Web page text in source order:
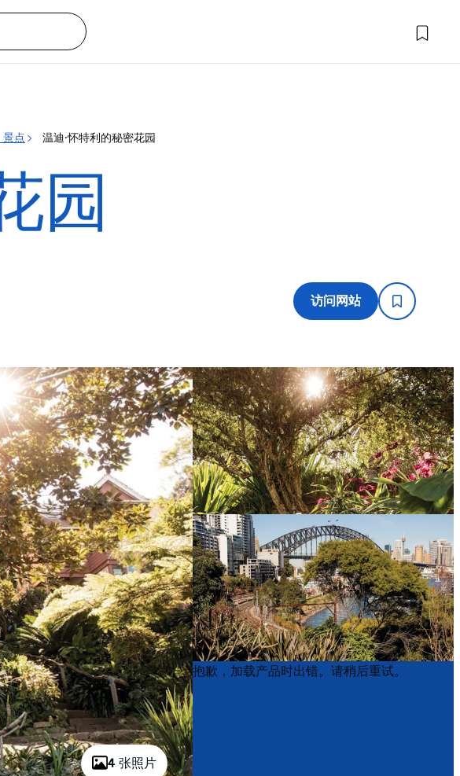
点 温迪·怀特利的秘密花园
园
访问网站
4 张照片
Product
List
Product
List
抱歉，加载产品时出错。请稍后重试。